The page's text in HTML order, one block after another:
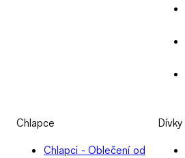
Chlapce
Chlapci - Oblečení od
Dívky